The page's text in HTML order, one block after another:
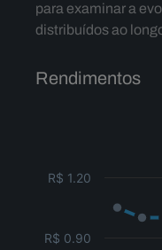
para examinar a
distribuídos ao
Rendimentos
R$ 0.90
R$ 1.20